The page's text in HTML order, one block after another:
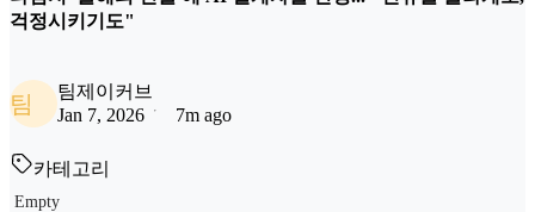
걱정시키기도"
팀
팀제이커브
Jan 7, 2026
7m ago
카테고리
Empty